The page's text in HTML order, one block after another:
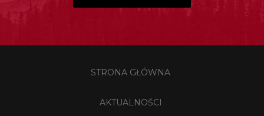
STRONA GŁÓWNA
AKTUALNOŚCI